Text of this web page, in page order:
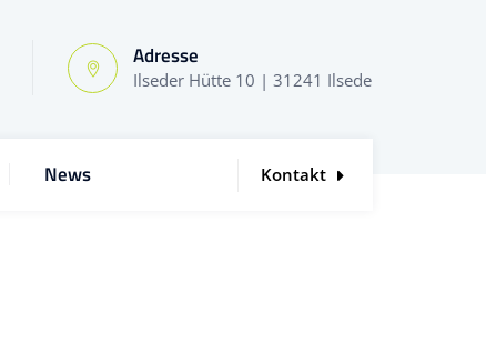
Adresse
Ilseder Hütte 10 | 31241 Ilsede
News Kontakt